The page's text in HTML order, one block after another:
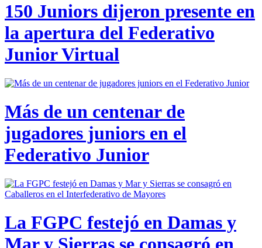
150 Juniors dijeron presente en
la apertura del Federativo
Junior Virtual
Más de un centenar de
jugadores juniors en el
Federativo Junior
La FGPC festejó en Damas y